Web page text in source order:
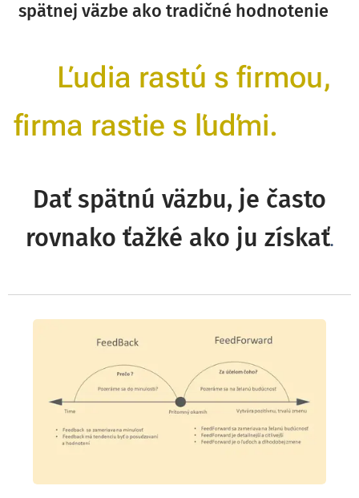
spätnej väzbe ako tradičné hodnotenie
Ľudia rastú s firmou,
firma rastie s ľuďmi.
Dať spätnú väzbu, je často
rovnako ťažké ako ju získať.